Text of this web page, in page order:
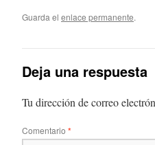
Guarda el enlace permanente.
Deja una respuesta
Tu dirección de correo
Comentario *